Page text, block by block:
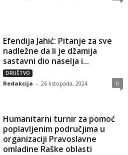
Efendija Jahić: Pitanje za sve
nadležne da li je džamija
sastavni dio naselja i...
DRUŠTVO
Redakcija - 26 listopada, 2024 0
Humanitarni turnir za pomoć
poplavljenim područjima u
organizaciji Pravoslavne
omladine Raške oblasti